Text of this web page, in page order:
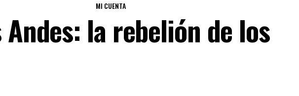
MI CUENTA
la rebelión de los